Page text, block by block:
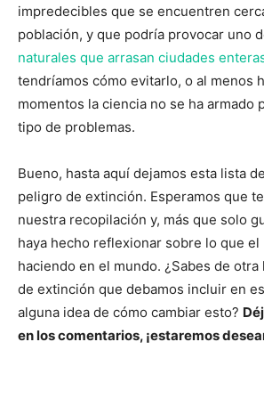
impredecibles que se encuentren
población, y que podría provocar uno
naturales que arrasan ciudades
tendríamos cómo evitarlo, o al menos
momentos la ciencia no se ha armado
tipo de problemas.
Bueno, hasta aquí dejamos esta lista
peligro de extinción. Esperamos que
nuestra recopilación y, más que solo
haya hecho reflexionar sobre lo que el
haciendo en el mundo. ¿Sabes de
de extinción que debamos incluir en
alguna idea de cómo cambiar esto?
en los comentarios, ¡estaremos